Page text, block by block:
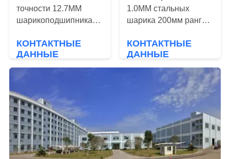
PRIVACY
точности 12.7ММ
шарикоподшипника
АИСИ52100
КОНТАКТНЫЕ
ДАННЫЕ
1.0ММ стальных
шарика 200мм ранга
неубедительных
1.5ММ
КОНТАКТНЫЕ
ДАННЫЕ